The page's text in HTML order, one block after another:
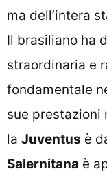
ma dell’intera
Il brasiliano ha
straordinaria e
fondamentale
sue prestazioni
la Juventus è
Salernitana è